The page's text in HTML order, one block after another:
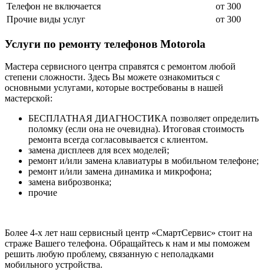
Телефон не включается
от 300
Прочие виды услуг
от 300
Услуги по ремонту телефонов Motorola
Мастера сервисного центра справятся с ремонтом любой
степени сложности. Здесь Вы можете ознакомиться с
основными услугами, которые востребованы в нашей
мастерской:
БЕСПЛАТНАЯ ДИАГНОСТИКА позволяет определить
поломку (если она не очевидна). Итоговая стоимость
ремонта всегда согласовывается с клиентом.
замена дисплеев для всех моделей;
ремонт и/или замена клавиатуры в мобильном телефоне;
ремонт и/или замена динамика и микрофона;
замена виброзвонка;
прочие
Более 4-х лет наш сервисный центр «СмартСервис» стоит на
страже Вашего телефона. Обращайтесь к нам и мы поможем
решить любую проблему, связанную с неполадками
мобильного устройства.